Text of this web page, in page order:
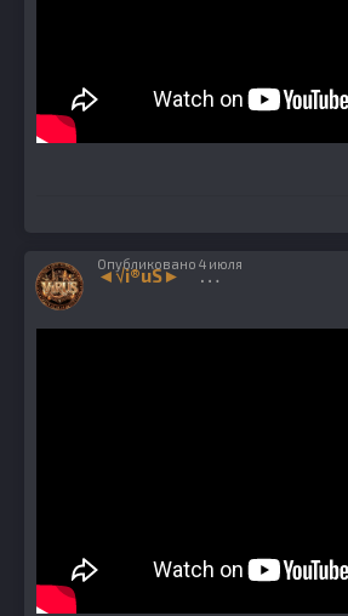
◄√i®uS► 1224
Опубликовано 4 июля